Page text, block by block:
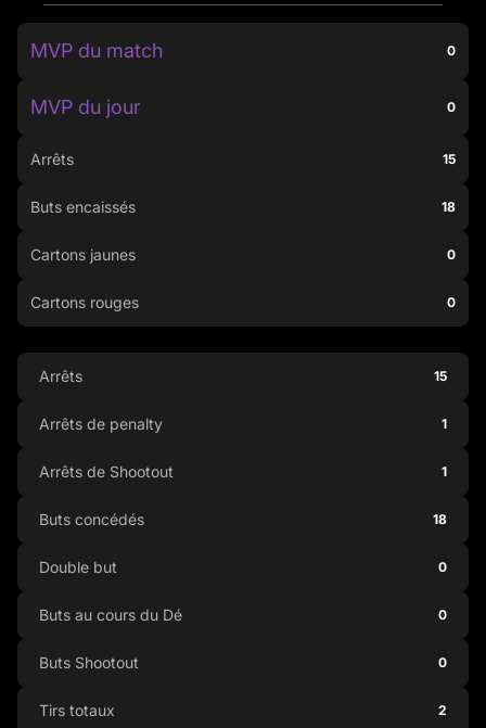
MVP du match 0
MVP du jour 0
Arrêts 15
Buts encaissés 18
Cartons jaunes 0
Cartons rouges 0
Arrêts 15
Arrêts de penalty 1
Arrêts de Shootout 1
Buts concédés 18
Double but 0
Buts au cours du Dé 0
Buts Shootout 0
Tirs totaux 2